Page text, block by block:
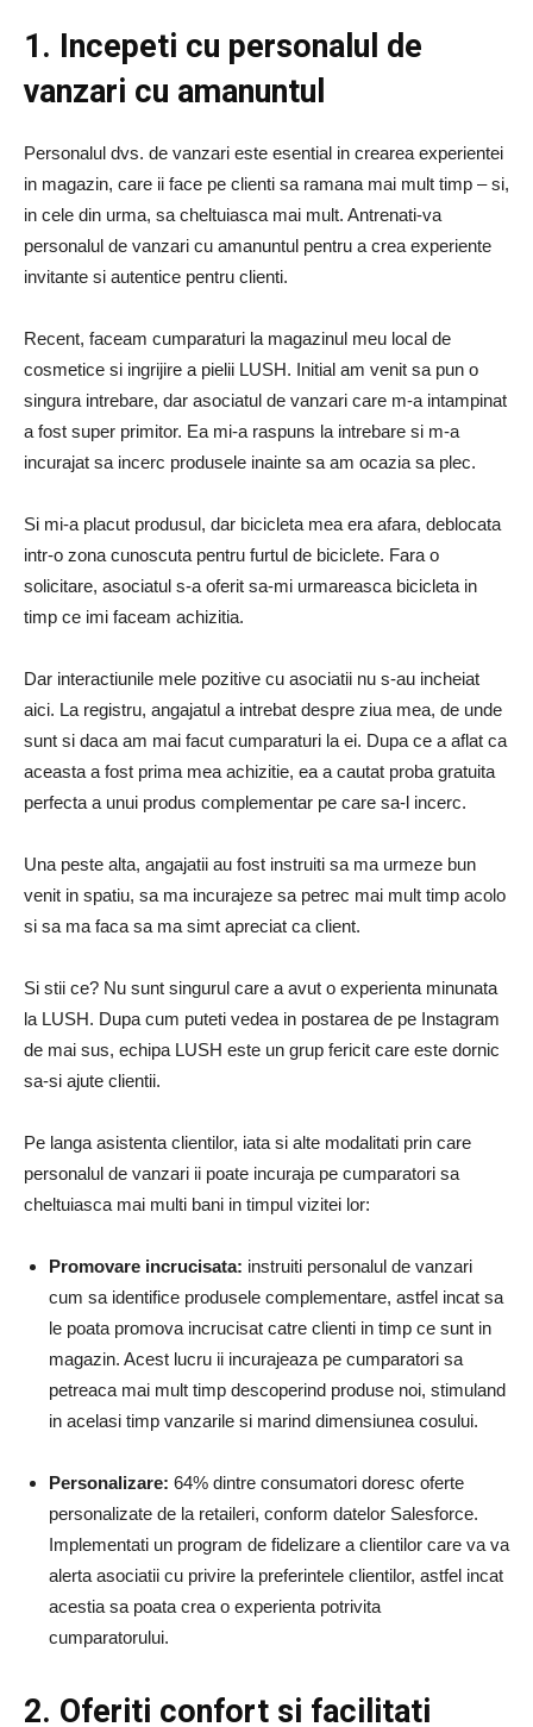
1. Incepeti cu personalul de
vanzari cu amanuntul
Personalul dvs. de vanzari este esential in crearea experientei
in magazin, care ii face pe clienti sa ramana mai mult timp – si,
in cele din urma, sa cheltuiasca mai mult. Antrenati-va
personalul de vanzari cu amanuntul pentru a crea experiente
invitante si autentice pentru clienti.
Recent, faceam cumparaturi la magazinul meu local de
cosmetice si ingrijire a pielii LUSH. Initial am venit sa pun o
singura intrebare, dar asociatul de vanzari care m-a intampinat
a fost super primitor. Ea mi-a raspuns la intrebare si m-a
incurajat sa incerc produsele inainte sa am ocazia sa plec.
Si mi-a placut produsul, dar bicicleta mea era afara, deblocata
intr-o zona cunoscuta pentru furtul de biciclete. Fara o
solicitare, asociatul s-a oferit sa-mi urmareasca bicicleta in
timp ce imi faceam achizitia.
Dar interactiunile mele pozitive cu asociatii nu s-au incheiat
aici. La registru, angajatul a intrebat despre ziua mea, de unde
sunt si daca am mai facut cumparaturi la ei. Dupa ce a aflat ca
aceasta a fost prima mea achizitie, ea a cautat proba gratuita
perfecta a unui produs complementar pe care sa-l incerc.
Una peste alta, angajatii au fost instruiti sa ma urmeze bun
venit in spatiu, sa ma incurajeze sa petrec mai mult timp acolo
si sa ma faca sa ma simt apreciat ca client.
Si stii ce? Nu sunt singurul care a avut o experienta minunata
la LUSH. Dupa cum puteti vedea in postarea de pe Instagram
de mai sus, echipa LUSH este un grup fericit care este dornic
sa-si ajute clientii.
Pe langa asistenta clientilor, iata si alte modalitati prin care
personalul de vanzari ii poate incuraja pe cumparatori sa
cheltuiasca mai multi bani in timpul vizitei lor:
Promovare incrucisata: instruiti personalul de vanzari
cum sa identifice produsele complementare, astfel incat sa
le poata promova incrucisat catre clienti in timp ce sunt in
magazin. Acest lucru ii incurajeaza pe cumparatori sa
petreaca mai mult timp descoperind produse noi, stimuland
in acelasi timp vanzarile si marind dimensiunea cosului.
Personalizare: 64% dintre consumatori doresc oferte
personalizate de la retaileri, conform datelor Salesforce.
Implementati un program de fidelizare a clientilor care va va
alerta asociatii cu privire la preferintele clientilor, astfel incat
acestia sa poata crea o experienta potrivita
cumparatorului.
2. Oferiti confort si facilitati